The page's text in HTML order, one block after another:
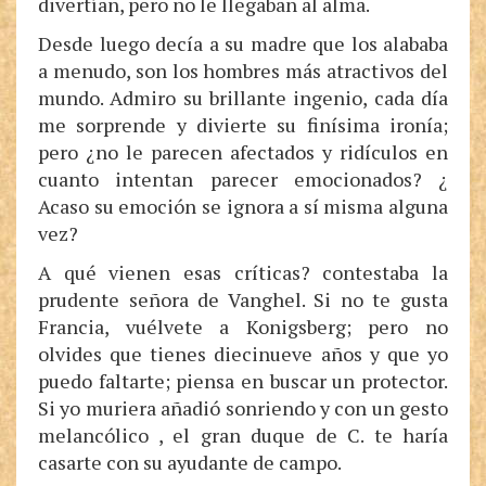
Desde luego decía a su madre que los alababa
a menudo, son los hombres más atractivos del
mundo. Admiro su brillante ingenio, cada día
me sorprende y divierte su finísima ironía;
pero ¿no le parecen afectados y ridículos en
cuanto intentan parecer emocionados? ¿
Acaso su emoción se ignora a sí misma alguna
vez?
A qué vienen esas críticas? contestaba la
prudente señora de Vanghel. Si no te gusta
Francia, vuélvete a Konigsberg; pero no
olvides que tienes diecinueve años y que yo
puedo faltarte; piensa en buscar un protector.
Si yo muriera añadió sonriendo y con un gesto
melancólico , el gran duque de C. te haría
casarte con su ayudante de campo.